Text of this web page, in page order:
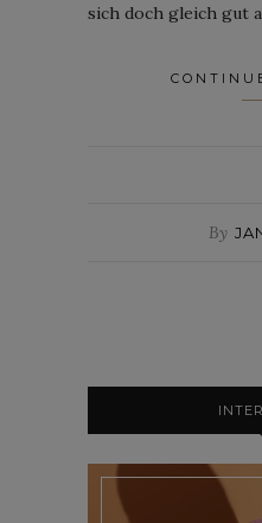
sich doch gleich gut
By